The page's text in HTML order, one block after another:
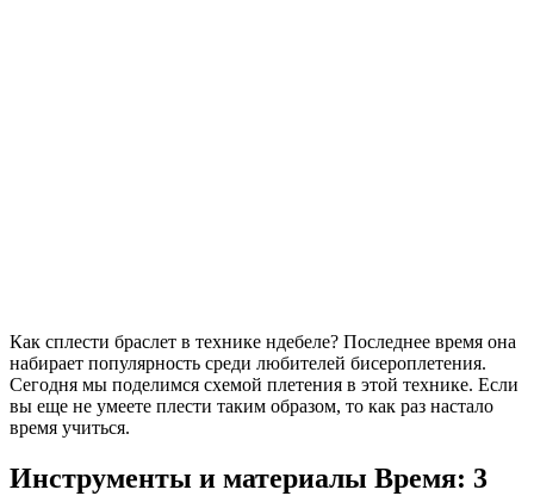
Как сплести браслет в технике ндебеле? Последнее время она
набирает популярность среди любителей бисероплетения.
Сегодня мы поделимся схемой плетения в этой технике. Если
вы еще не умеете плести таким образом, то как раз настало
время учиться.
Инструменты и материалы Время: 3